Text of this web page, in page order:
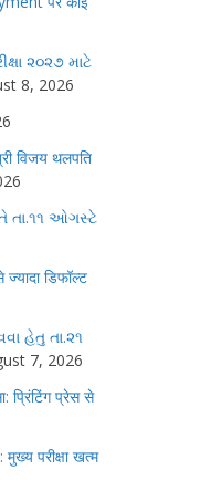
૨૦૨૭ માટે
8, 2026
विजय थलपति
તા.૧૧ ઓગસ્ટે
डिफॉल्ट
હેતુ તા.૨૧
7, 2026
प्रिंटिंग प्रेस से
मुख्य परीक्षा खत्म